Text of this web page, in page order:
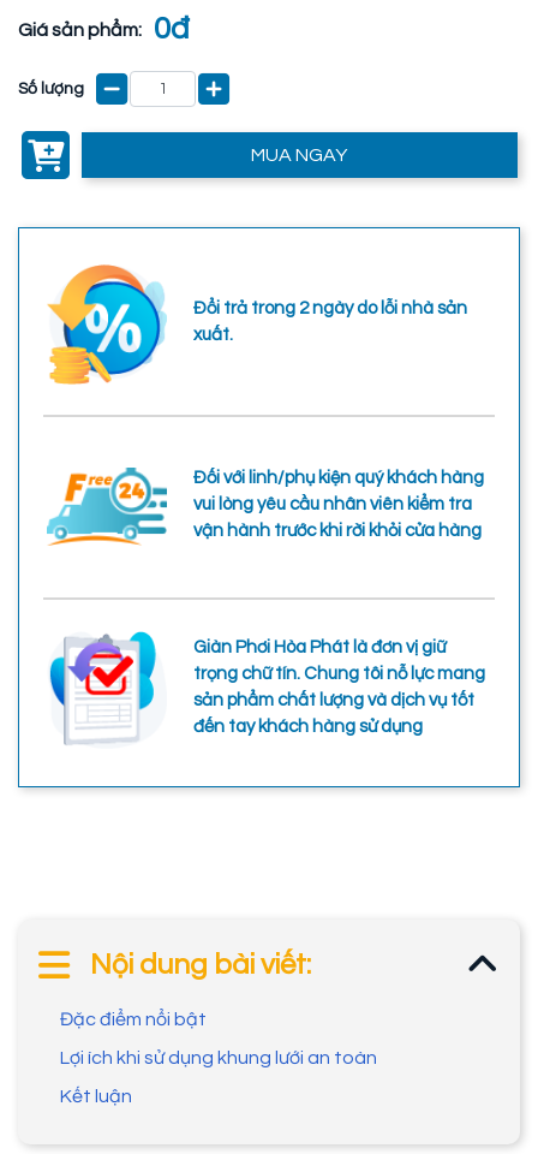
Giá sản phẩm: 0đ
Số lượng
MUA NGAY
Đổi trả trong 2 ngày do lỗi nhà sản
xuất.
Đối với linh/phụ kiện quý khách hàng
vui lòng yêu cầu nhân viên kiểm tra
vận hành trước khi rời khỏi cửa hàng
Giàn Phơi Hòa Phát là đơn vị giữ
trọng chữ tín. Chung tôi nỗ lực mang
sản phẩm chất lượng và dịch vụ tốt
đến tay khách hàng sử dụng
Nội dung bài viết:
Đặc điểm nổi bật
Lợi ích khi sử dụng khung lưới an toàn
Kết luận